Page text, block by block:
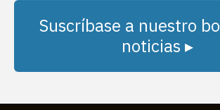
Suscríbase a nuestro
noticias ▸